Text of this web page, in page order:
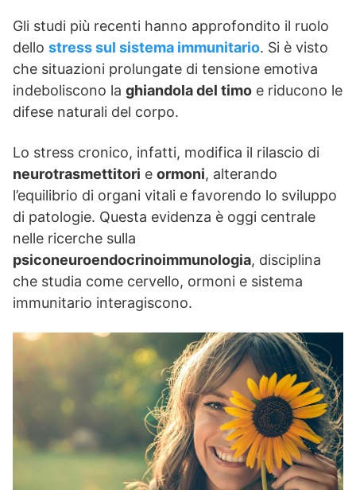
Gli studi più recenti hanno approfondito il ruolo
dello stress sul sistema immunitario. Si è visto
che situazioni prolungate di tensione emotiva
indeboliscono la ghiandola del timo e riducono le
difese naturali del corpo.
Lo stress cronico, infatti, modifica il rilascio di
neurotrasmettitori e ormoni, alterando
l’equilibrio di organi vitali e favorendo lo sviluppo
di patologie. Questa evidenza è oggi centrale
nelle ricerche sulla
psiconeuroendocrinoimmunologia, disciplina
che studia come cervello, ormoni e sistema
immunitario interagiscono.